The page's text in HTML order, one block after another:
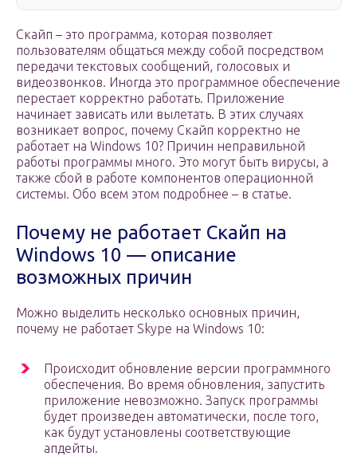
Скайп – это программа, которая позволяет
пользователям общаться между собой посредством
передачи текстовых сообщений, голосовых и
видеозвонков. Иногда это программное обеспечение
перестает корректно работать. Приложение
начинает зависать или вылетать. В этих случаях
возникает вопрос, почему Скайп корректно не
работает на Windows 10? Причин неправильной
работы программы много. Это могут быть вирусы, а
также сбой в работе компонентов операционной
системы. Обо всем этом подробнее – в статье.
Почему не работает Скайп на
Windows 10 — описание
возможных причин
Можно выделить несколько основных причин,
почему не работает Skype на Windows 10:
Происходит обновление версии программного
обеспечения. Во время обновления, запустить
приложение невозможно. Запуск программы
будет произведен автоматически, после того,
как будут установлены соответствующие
апдейты.